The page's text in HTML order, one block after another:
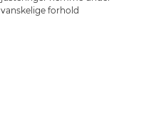
vanskelige forhold